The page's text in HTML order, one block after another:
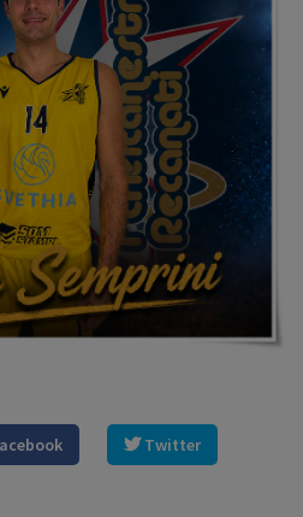
Twitter